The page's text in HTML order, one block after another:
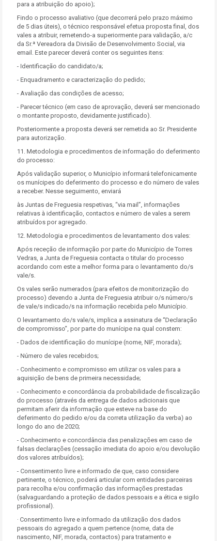
para a atribuição do apoio);
Findo o processo avaliativo (que decorrerá pelo prazo máximo
de 5 dias úteis), o técnico responsável efetua proposta final, dos
vales a atribuir, remetendo-a superiormente para validação, a/c
da Sr.ª Vereadora da Divisão de Desenvolvimento Social, via
email. Este parecer deverá conter os seguintes itens:
- Identificação do candidato/a;
- Enquadramento e caracterização do pedido;
- Avaliação das condições de acesso;
- Parecer técnico (em caso de aprovação, deverá ser mencionado
o montante proposto, devidamente justificado).
Posteriormente a proposta deverá ser remetida ao Sr. Presidente
para autorização.
11. Metodologia e procedimentos de informação do deferimento
do processo:
Após validação superior, o Município informará telefonicamente
os munícipes do deferimento do processo e do número de vales
a receber. Nesse seguimento, enviará
às Juntas de Freguesia respetivas, “via mail”, informações
relativas à identificação, contactos e número de vales a serem
atribuídos por agregado.
12. Metodologia e procedimentos de levantamento dos vales:
Após receção de informação por parte do Município de Torres
Vedras, a Junta de Freguesia contacta o titular do processo
acordando com este a melhor forma para o levantamento do/s
vale/s.
Os vales serão numerados (para efeitos de monitorização do
processo) devendo a Junta de Freguesia atribuir o/s número/s
de vale/s indicado/s na informação recebida pelo Município.
O levantamento do/s vale/s, implica a assinatura de “Declaração
de compromisso”, por parte do munícipe na qual constem:
- Dados de identificação do munícipe (nome, NIF, morada);
- Número de vales recebidos;
- Conhecimento e compromisso em utilizar os vales para a
aquisição de bens de primeira necessidade;
- Conhecimento e concordância da probabilidade de fiscalização
do processo (através da entrega de dados adicionais que
permitam aferir da informação que esteve na base do
deferimento do pedido e/ou da correta utilização da verba) ao
longo do ano de 2020;
- Conhecimento e concordância das penalizações em caso de
falsas declarações (cessação imediata do apoio e/ou devolução
dos valores atribuídos);
- Consentimento livre e informado de que, caso considere
pertinente, o técnico, poderá articular com entidades parceiras
para recolha e/ou confirmação das informações prestadas
(salvaguardando a proteção de dados pessoais e a ética e sigilo
profissional).
· Consentimento livre e informado da utilização dos dados
pessoais do agregado a quem pertence (nome, data de
nascimento, NIF, morada, contactos) para tratamento e